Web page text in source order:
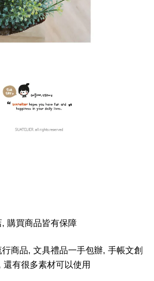
購買商品皆有保障
商品, 文具禮品一手包辦, 手帳文創
有很多素材可以使用